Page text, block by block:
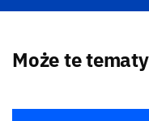
Może te